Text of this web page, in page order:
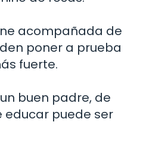
acompañada de
poner a prueba
fuerte.
buen padre, de
educar puede ser